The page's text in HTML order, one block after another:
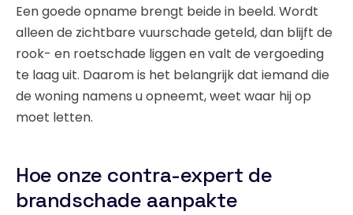
Een goede opname brengt beide in beeld. Wordt
alleen de zichtbare vuurschade geteld, dan blijft de
rook- en roetschade liggen en valt de vergoeding
te laag uit. Daarom is het belangrijk dat iemand die
de woning namens u opneemt, weet waar hij op
moet letten.
Hoe onze contra-expert de
brandschade aanpakte